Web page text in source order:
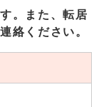
。また、転居
絡ください。